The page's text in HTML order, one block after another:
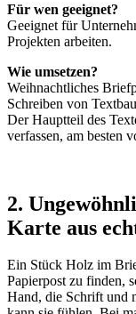
Für wen geeignet?
Geeignet für
Projekten arbeiten.
Wie umsetzen?
Weihnachtliches
Schreiben von
Der Hauptteil des
verfassen, am besten
2.
Karte aus
Ein Stück Holz im
Papierpost zu finden,
Hand, die Schrift und